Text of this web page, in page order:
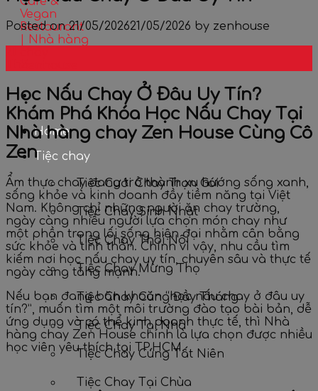
Home
Tiệc chay
Tiệc Cưới Chay Trọn Gói
Tiệc Chay Sinh Nhật
Tiệc Chay Thôi Nôi
Tiệc Chay Mừng Thọ
Tiệc Chay Cúng Đầy Tháng
Tiệc Chay Tại Nhà
Tiệc Chay Cúng Tất Niên
Tiệc Chay Tại Chùa
Posted on21/05/202621/05/2026 by zenhouse
Học Nấu Chay Ở Đâu Uy Tín?
Khám Phá Khóa Học Nấu Chay Tại
Nhà hàng chay Zen House Cùng Cô
Zen
Ẩm thực chay đang trở thành xu hướng sống xanh,
sống khỏe và kinh doanh đầy tiềm năng tại Việt
Nam. Không chỉ những người ăn chay trường,
ngày càng nhiều người lựa chọn món chay như
một phần trong lối sống hiện đại nhằm cân bằng
sức khỏe và tinh thần. Chính vì vậy, nhu cầu tìm
kiếm nơi học nấu chay uy tín, chuyên sâu và thực tế
ngày càng tăng mạnh.
Nếu bạn đang băn khoăn “học nấu chay ở đâu uy
tín?”, muốn tìm một môi trường đào tạo bài bản, dễ
ứng dụng và có thể kinh doanh thực tế, thì Nhà
hàng chay Zen House chính là lựa chọn được nhiều
học viên yêu thích tại TP.HCM.